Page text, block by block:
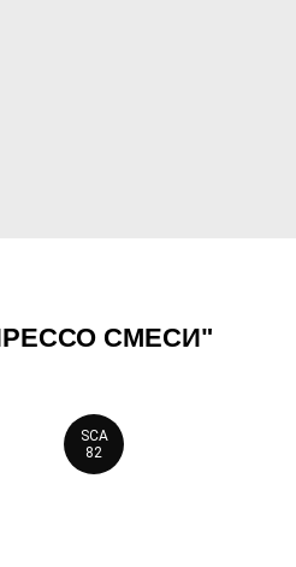
СМЕСИ"
SCA
82